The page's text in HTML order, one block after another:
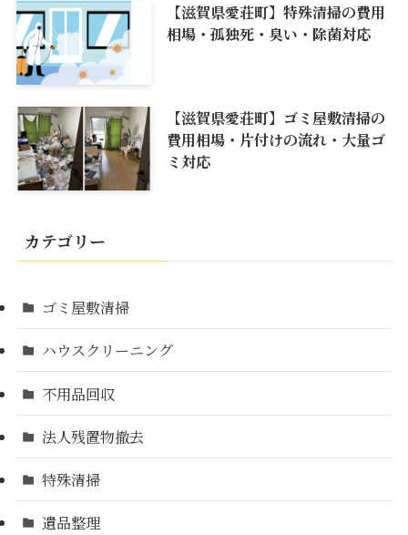
【滋賀県愛荘町】特殊清掃の費用
相場・孤独死・臭い・除菌対応
【滋賀県愛荘町】ゴミ屋敷清掃の
費用相場・片付けの流れ・大量ゴ
ミ対応
カテゴリー
ゴミ屋敷清掃
ハウスクリーニング
不用品回収
法人残置物撤去
特殊清掃
遺品整理